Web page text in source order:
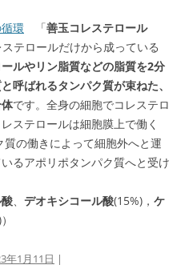
環 「善玉コレステロール
テロールだけから成っている
ルやリン脂質などの脂質を2分
呼ばれるタンパク質が束ねた、
です。全身の細胞でコレステロ
ステロールは細胞膜上で働く
質の働きによって細胞外へと運
るアポリポタンパク質へと受け
、 デオキシコール酸(15%)， ケ
年1月11日 |